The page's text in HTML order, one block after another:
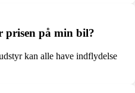
på min bil?
kan alle have indflydelse